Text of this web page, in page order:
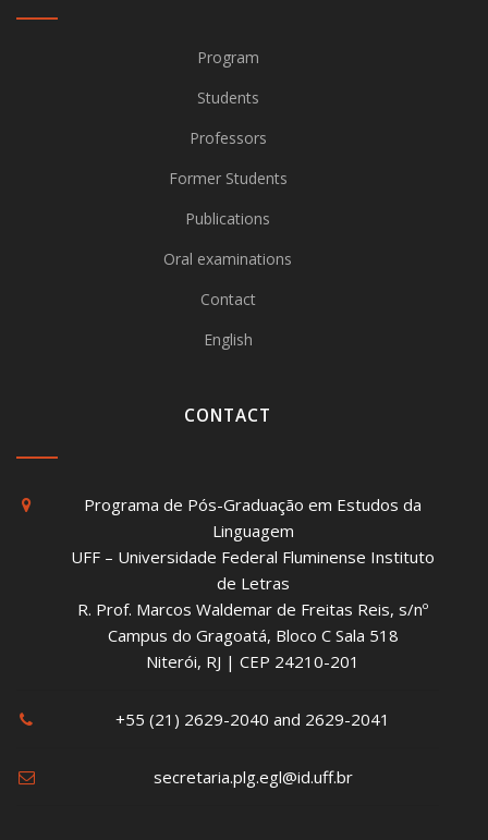
Program
Students
Professors
Former Students
Publications
Oral examinations
Contact
English
CONTACT
Programa de Pós-Graduação em Estudos da
Linguagem
UFF – Universidade Federal Fluminense Instituto
de Letras
R. Prof. Marcos Waldemar de Freitas Reis, s/nº
Campus do Gragoatá, Bloco C Sala 518
Niterói, RJ | CEP 24210-201
+55 (21) 2629-2040 and 2629-2041
secretaria.plg.egl@id.uff.br